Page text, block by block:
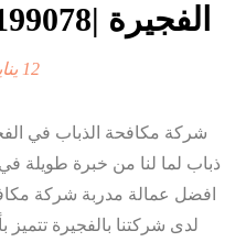
الفجيرة |0568199078| ابادة تامة
12 يناير، 2025
شركة مكافحة الذباب في
ذباب لما لنا من خبرة طويلة
افضل عمالة مدربة شركة
لدى شركتنا بالفجيرة تتميز